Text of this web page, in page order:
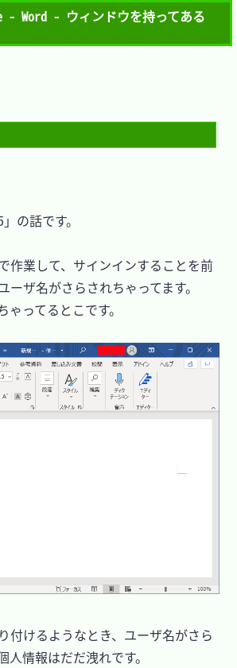
Word - ウィンドウを持ってある
の話です。
作業して、サインインすることを前
ザ名がさらされちゃってます。
ってるとこです。
付けるようなとき、ユーザ名がさら
人情報はだだ洩れです。